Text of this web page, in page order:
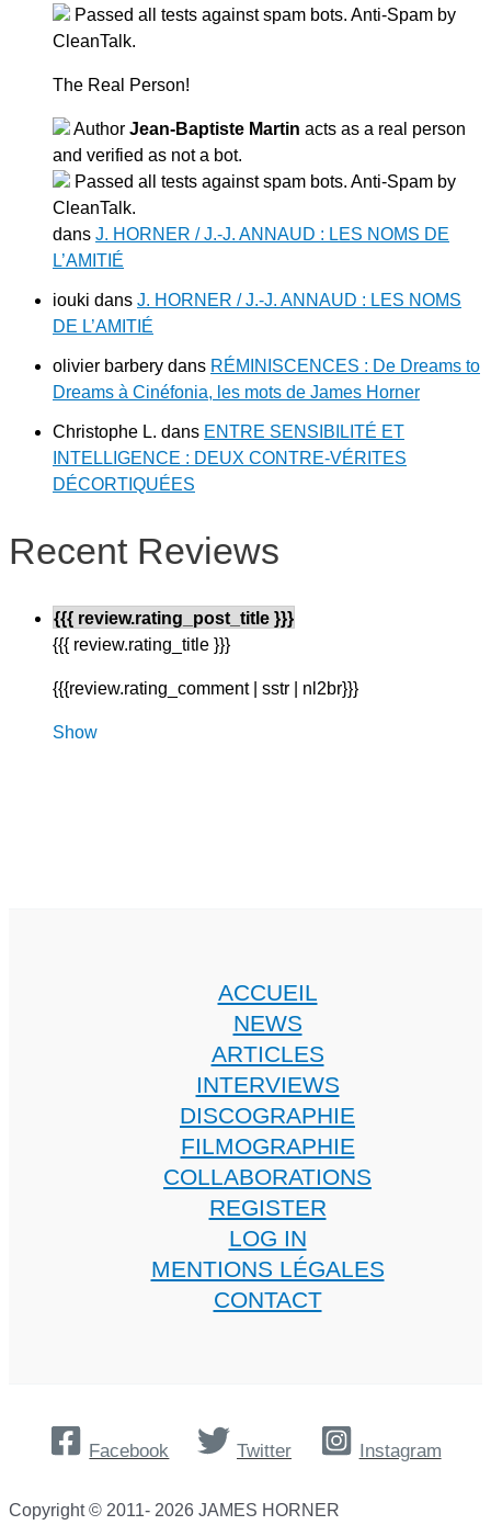
Passed all tests against spam bots. Anti-Spam by
CleanTalk.
The Real Person!
Author Jean-Baptiste Martin acts as a real person
and verified as not a bot.
Passed all tests against spam bots. Anti-Spam by
CleanTalk.
dans J. HORNER / J.-J. ANNAUD : LES NOMS DE
L’AMITIÉ
iouki dans J. HORNER / J.-J. ANNAUD : LES NOMS
DE L’AMITIÉ
olivier barbery dans RÉMINISCENCES : De Dreams to
Dreams à Cinéfonia, les mots de James Horner
Christophe L. dans ENTRE SENSIBILITÉ ET
INTELLIGENCE : DEUX CONTRE-VÉRITES
DÉCORTIQUÉES
Recent Reviews
{{{ review.rating_post_title }}}
{{{ review.rating_title }}}
{{{review.rating_comment | sstr | nl2br}}}
Show
ACCUEIL
NEWS
ARTICLES
INTERVIEWS
DISCOGRAPHIE
FILMOGRAPHIE
COLLABORATIONS
REGISTER
LOG IN
MENTIONS LÉGALES
CONTACT
Facebook Twitter Instagram
Copyright © 2011- 2026 JAMES HORNER